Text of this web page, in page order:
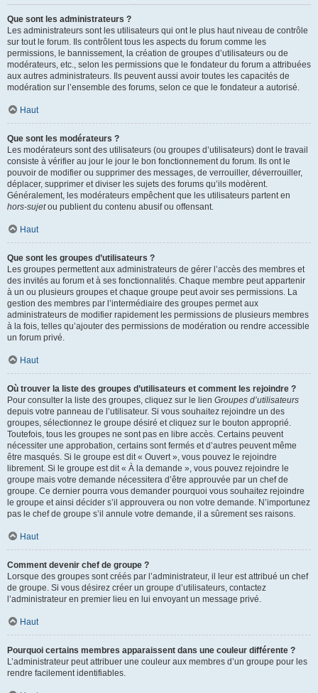
Que sont les administrateurs ?
Les administrateurs sont les utilisateurs qui ont le plus haut niveau de contrôle
sur tout le forum. Ils contrôlent tous les aspects du forum comme les
permissions, le bannissement, la création de groupes d’utilisateurs ou de
modérateurs, etc., selon les permissions que le fondateur du forum a attribuées
aux autres administrateurs. Ils peuvent aussi avoir toutes les capacités de
modération sur l’ensemble des forums, selon ce que le fondateur a autorisé.
Haut
Que sont les modérateurs ?
Les modérateurs sont des utilisateurs (ou groupes d’utilisateurs) dont le travail
consiste à vérifier au jour le jour le bon fonctionnement du forum. Ils ont le
pouvoir de modifier ou supprimer des messages, de verrouiller, déverrouiller,
déplacer, supprimer et diviser les sujets des forums qu’ils modèrent.
Généralement, les modérateurs empêchent que les utilisateurs partent en
hors-sujetou publient du contenu abusif ou offensant.
Haut
Que sont les groupes d’utilisateurs ?
Les groupes permettent aux administrateurs de gérer l’accès des membres et
des invités au forum et à ses fonctionnalités. Chaque membre peut appartenir
à un ou plusieurs groupes et chaque groupe peut avoir ses permissions. La
gestion des membres par l’intermédiaire des groupes permet aux
administrateurs de modifier rapidement les permissions de plusieurs membres
à la fois, telles qu’ajouter des permissions de modération ou rendre accessible
un forum privé.
Haut
Où trouver la liste des groupes d’utilisateurs et comment les rejoindre ?
Pour consulter la liste des groupes, cliquez sur le lien Groupes d’utilisateurs
depuis votre panneau de l’utilisateur. Si vous souhaitez rejoindre un des
groupes, sélectionnez le groupe désiré et cliquez sur le bouton approprié.
Toutefois, tous les groupes ne sont pas en libre accès. Certains peuvent
nécessiter une approbation, certains sont fermés et d’autres peuvent même
être masqués. Si le groupe est dit « Ouvert », vous pouvez le rejoindre
librement. Si le groupe est dit « À la demande », vous pouvez rejoindre le
groupe mais votre demande nécessitera d’être approuvée par un chef de
groupe. Ce dernier pourra vous demander pourquoi vous souhaitez rejoindre
le groupe et ainsi décider s’il approuvera ou non votre demande. N’importunez
pas le chef de groupe s’il annule votre demande, il a sûrement ses raisons.
Haut
Comment devenir chef de groupe ?
Lorsque des groupes sont créés par l’administrateur, il leur est attribué un chef
de groupe. Si vous désirez créer un groupe d’utilisateurs, contactez
l’administrateur en premier lieu en lui envoyant un message privé.
Haut
Pourquoi certains membres apparaissent dans une couleur différente ?
L’administrateur peut attribuer une couleur aux membres d’un groupe pour les
rendre facilement identifiables.